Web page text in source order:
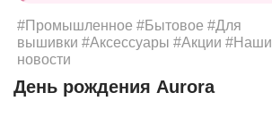
#Промышленное #Бытовое #Для
вышивки #Аксессуары #Акции #Наши
новости
День рождения Aurora